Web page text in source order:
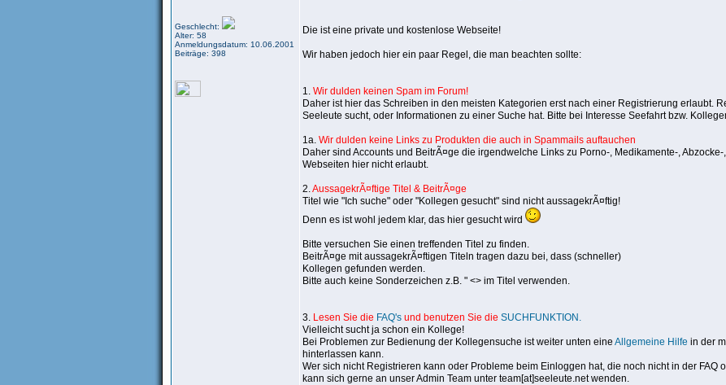
Geschlecht:
Alter: 58
Anmeldungsdatum: 10.06.2001
Beiträge: 398
Die ist eine private und kostenlose Webseite!
Wir haben jedoch hier ein paar Regel, die man beachten sollte:
1. Wir dulden keinen Spam im Forum!
Daher ist hier das Schreiben in den meisten Kategorien erst nach einer Registrierung erlaubt.
Seeleute sucht, oder Informationen zu einer Suche hat. Bitte bei Interesse Seefahrt bzw.
1a. Wir dulden keine Links zu Produkten die auch in Spammails auftauchen
Daher sind Accounts und BeitrÃ¤ge die irgendwelche Links zu Porno-, Medikamente-,
Webseiten hier nicht erlaubt.
2.AussagekrÃ¤ftige Titel & BeitrÃ¤ge
Titel wie "Ich suche" oder "Kollegen gesucht" sind nicht aussagekrÃ¤ftig!
Denn es ist wohl jedem klar, das hier gesucht wird
Bitte versuchen Sie einen treffenden Titel zu finden.
BeitrÃ¤ge mit aussagekrÃ¤ftigen Titeln tragen dazu bei, dass (schneller)
Kollegen gefunden werden.
Bitte auch keine Sonderzeichen z.B. " <> im Titel verwenden.
3. Lesen Sie die FAQ's und benutzen Sie die SUCHFUNKTION.
Vielleicht sucht ja schon ein Kollege!
Bei Problemen zur Bedienung der Kollegensuche ist weiter unten eine Allgemeine Hilfe in der
hinterlassen kann.
Wer sich nicht Registrieren kann oder Probleme beim Einloggen hat, die noch nicht in der FAQ
kann sich gerne an unser Admin Team unter team[at]seeleute.net wenden.